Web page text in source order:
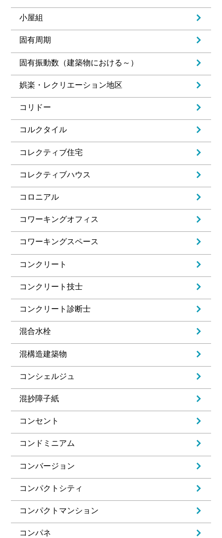
小屋組
固有周期
固有振動数（建築物における～）
娯楽・レクリエーション地区
コリドー
コルクタイル
コレクティブ住宅
コレクティブハウス
コロニアル
コワーキングオフィス
コワーキングスペース
コンクリート
コンクリート技士
コンクリート診断士
混合水栓
混構造建築物
コンシェルジュ
混抄障子紙
コンセント
コンドミニアム
コンバージョン
コンパクトシティ
コンパクトマンション
コンパネ